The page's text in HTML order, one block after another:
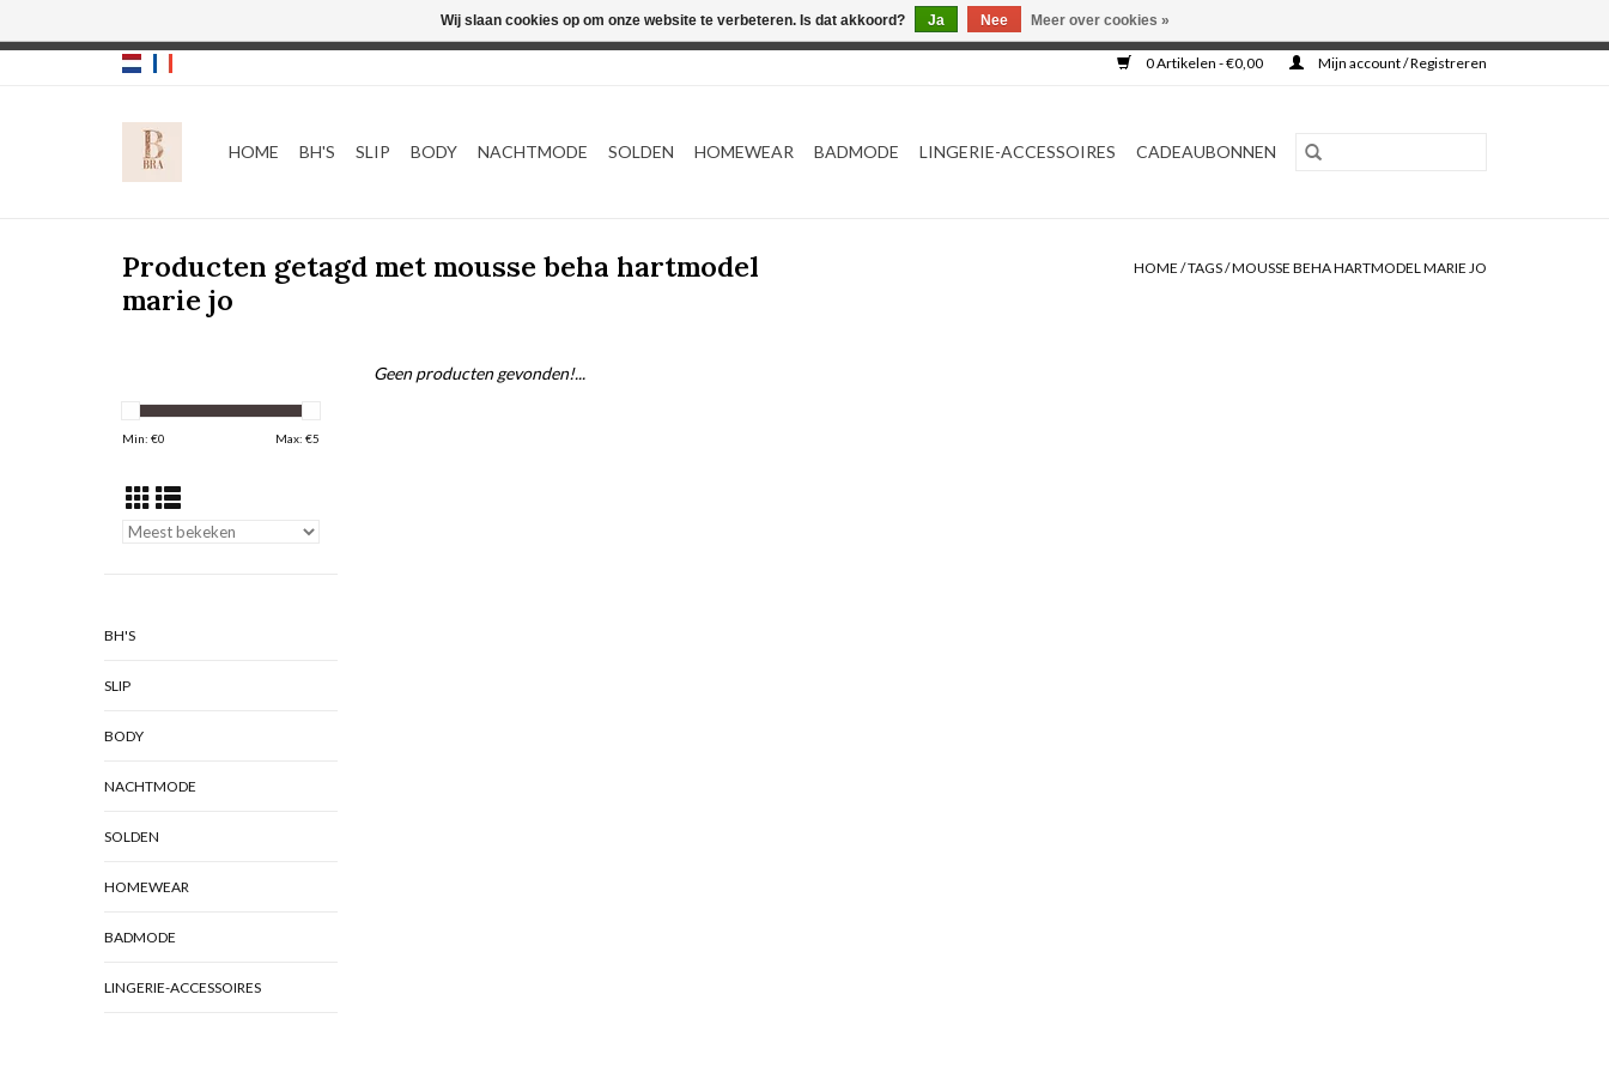
0 Artikelen - €0,00 Mijn account / Registreren
HOME BH'S SLIP BODY NACHTMODE SOLDEN HOMEWEAR BADMODE LINGERIE-ACCESSOIRES CADEAUBONNEN
Producten getagd met mousse beha hartmodel
marie jo
HOME /TAGS/MOUSSE BEHA HARTMODEL MARIE JO
Min: €0 Max: €5
BH'S
SLIP
BODY
NACHTMODE
SOLDEN
HOMEWEAR
BADMODE
LINGERIE-ACCESSOIRES
Geen producten gevonden!...
Wij slaan cookies op om onze website te verbeteren. Is dat akkoord? Ja Nee Meer over cookies »
Webshop werkt met EU maten. .